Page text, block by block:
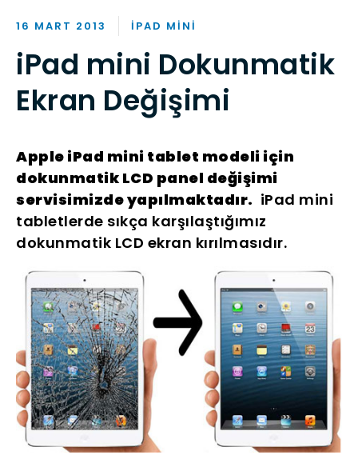
16 MART 2013 IPAD MINI
iPad mini Dokunmatik
Ekran Değişimi
Apple iPad mini tablet modeli için
dokunmatik LCD panel değişimi
servisimizde yapılmaktadır. iPad mini
tabletlerde sıkça karşılaştığımız
dokunmatik LCD ekran kırılmasıdır.